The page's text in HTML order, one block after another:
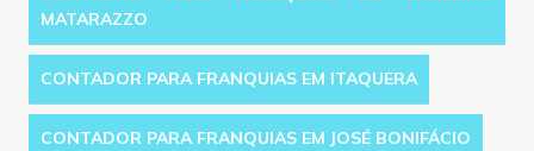
MATARAZZO
CONTADOR PARA FRANQUIAS EM ITAQUERA
CONTADOR PARA FRANQUIAS EM JOSÉ BONIFÁCIO